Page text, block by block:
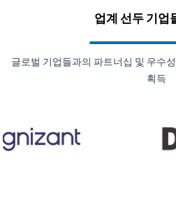
업계 선두 기업
글로벌 기업들과의 파트너십 및 우수
획득